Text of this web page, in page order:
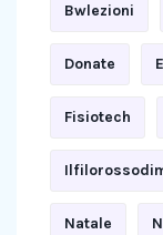
Bwlezioni
Donate
Fisiotech
Natale